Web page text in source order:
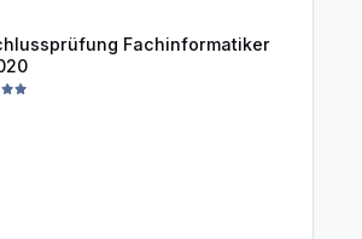
Fachinformatiker